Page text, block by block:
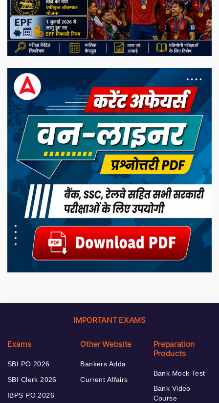
IMPORTANT EXAMS
Exams
SBI PO 2026
SBI Clerk 2026
IBPS PO 2026
Other Website
Bankers Adda
Current Affairs
Preparation
Products
Bank Mock Test
Bank Video
Course